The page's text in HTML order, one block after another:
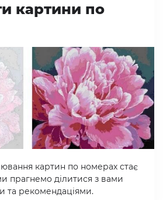
картини по
картин по номерах стає
прагнемо ділитися з вами
та рекомендаціями.